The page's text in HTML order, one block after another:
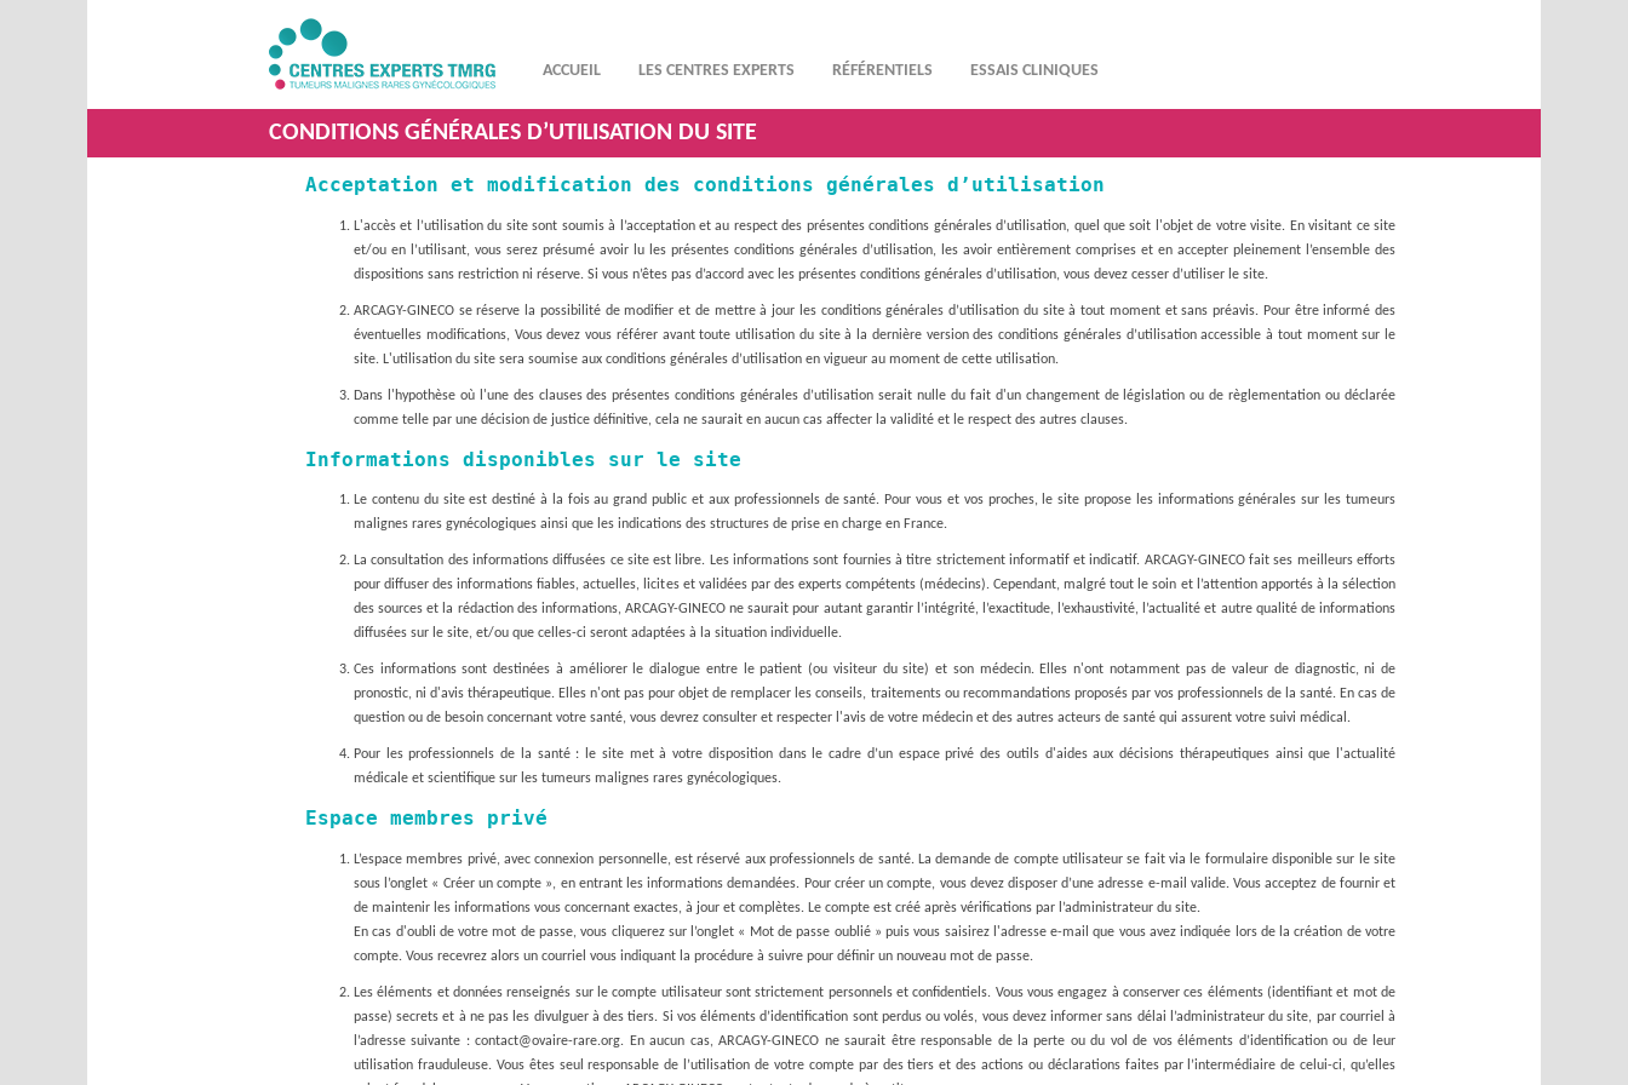
ACCUEIL LES CENTRES EXPERTS RÉFÉRENTIELS ESSAIS CLINIQUES
CONDITIONS GÉNÉRALES D’UTILISATION DU SITE
Acceptation et modification des conditions générales d’utilisation
L'accès et l’utilisation du site sont soumis à l’acceptation et au respect des présentes conditions générales d’utilisation, quel que soit l'objet de votre visite. En visitant ce site
et/ou en l’utilisant, vous serez présumé avoir lu les présentes conditions générales d’utilisation, les avoir entièrement comprises et en accepter pleinement l’ensemble des
dispositions sans restriction ni réserve. Si vous n’êtes pas d’accord avec les présentes conditions générales d’utilisation, vous devez cesser d’utiliser le site.
ARCAGY-GINECO se réserve la possibilité de modifier et de mettre à jour les conditions générales d’utilisation du site à tout moment et sans préavis. Pour être informé des
éventuelles modifications, Vous devez vous référer avant toute utilisation du site à la dernière version des conditions générales d’utilisation accessible à tout moment sur le
site. L'utilisation du site sera soumise aux conditions générales d’utilisation en vigueur au moment de cette utilisation.
Dans l'hypothèse où l'une des clauses des présentes conditions générales d’utilisation serait nulle du fait d'un changement de législation ou de règlementation ou déclarée
comme telle par une décision de justice définitive, cela ne saurait en aucun cas affecter la validité et le respect des autres clauses.
Informations disponibles sur le site
Le contenu du site est destiné à la fois au grand public et aux professionnels de santé. Pour vous et vos proches, le site propose les informations générales sur les tumeurs
malignes rares gynécologiques ainsi que les indications des structures de prise en charge en France.
La consultation des informations diffusées ce site est libre. Les informations sont fournies à titre strictement informatif et indicatif. ARCAGY-GINECO fait ses meilleurs efforts
pour diffuser des informations fiables, actuelles, licites et validées par des experts compétents (médecins). Cependant, malgré tout le soin et l’attention apportés à la sélection
des sources et la rédaction des informations, ARCAGY-GINECO ne saurait pour autant garantir l’intégrité, l’exactitude, l’exhaustivité, l’actualité et autre qualité de informations
diffusées sur le site, et/ou que celles-ci seront adaptées à la situation individuelle.
Ces informations sont destinées à améliorer le dialogue entre le patient (ou visiteur du site) et son médecin. Elles n'ont notamment pas de valeur de diagnostic, ni de
pronostic, ni d'avis thérapeutique. Elles n'ont pas pour objet de remplacer les conseils, traitements ou recommandations proposés par vos professionnels de la santé. En cas de
question ou de besoin concernant votre santé, vous devrez consulter et respecter l'avis de votre médecin et des autres acteurs de santé qui assurent votre suivi médical.
Pour les professionnels de la santé : le site met à votre disposition dans le cadre d’un espace privé des outils d'aides aux décisions thérapeutiques ainsi que l'actualité
médicale et scientifique sur les tumeurs malignes rares gynécologiques.
Espace membres privé
L’espace membres privé, avec connexion personnelle, est réservé aux professionnels de santé. La demande de compte utilisateur se fait via le formulaire disponible sur le site
sous l’onglet « Créer un compte », en entrant les informations demandées. Pour créer un compte, vous devez disposer d’une adresse e-mail valide. Vous acceptez de fournir et
de maintenir les informations vous concernant exactes, à jour et complètes. Le compte est créé après vérifications par l’administrateur du site.
En cas d'oubli de votre mot de passe, vous cliquerez sur l’onglet « Mot de passe oublié » puis vous saisirez l'adresse e-mail que vous avez indiquée lors de la création de votre
compte. Vous recevrez alors un courriel vous indiquant la procédure à suivre pour définir un nouveau mot de passe.
Les éléments et données renseignés sur le compte utilisateur sont strictement personnels et confidentiels. Vous vous engagez à conserver ces éléments (identifiant et mot de
passe) secrets et à ne pas les divulguer à des tiers. Si vos éléments d’identification sont perdus ou volés, vous devez informer sans délai l’administrateur du site, par courriel à
l’adresse suivante : contact@ovaire-rare.org. En aucun cas, ARCAGY-GINECO ne saurait être responsable de la perte ou du vol de vos éléments d’identification ou de leur
utilisation frauduleuse. Vous êtes seul responsable de l’utilisation de votre compte par des tiers et des actions ou déclarations faites par l’intermédiaire de celui-ci, qu’elles